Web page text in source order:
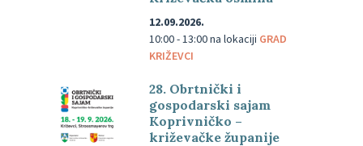
12.09.2026.
10:00 - 13:00na lokaciji GRAD
KRIŽEVCI
28. Obrtnički i
gospodarski sajam
Koprivničko –
križevačke županije